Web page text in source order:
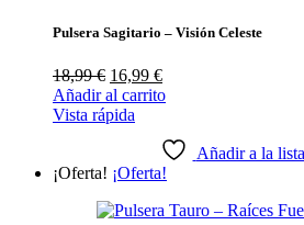
Pulsera Sagitario – Visión Celeste
18,99€ El
precio
original
18,99 €.
16,99 €El
precio
16,99 €.
Añadir al carrito
Vista rápida
Añadir a la
¡Oferta! ¡Oferta!